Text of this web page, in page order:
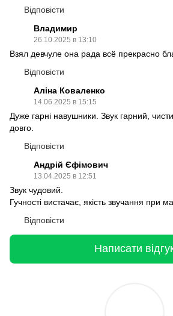
Відповісти
Владимир
26.10.2025 в 13:10
Взял девчуле она рада всё прекрасно
Відповісти
Аліна Коваленко
14.06.2025 в 15:15
Дуже гарні навушники. Звук гарний,
довго.
Відповісти
Андрій Єфімович
13.04.2025 в 12:51
Звук чудовий.
Гучності вистачає, якість звучання при
Відповісти
Написати